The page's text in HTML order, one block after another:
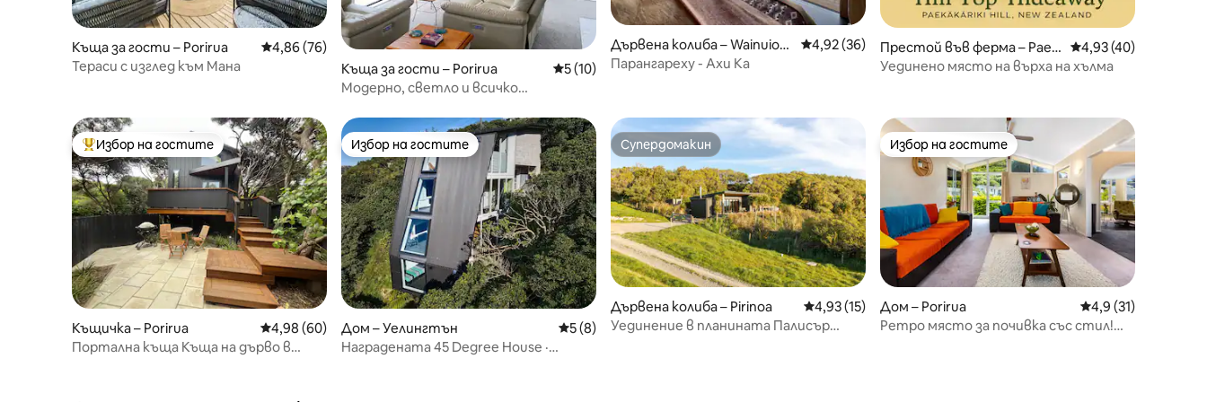
центъра на Уелингтън или до брега
на Капити. Разполагаме с каяци,
велосипеди, риболовни
принадлежности, дъска за гребане.
Къща за гости – Porirua Средна оценка: 4,86 от 5, 76 отзива
4,86 (76)
Тераси с изглед към Мана
Къща за гости – Porirua Средна оценка: 5 от 5, 10 отзива
5 (10)
Модерно, светло и всичко
Дървена колиба – Wainuiom
ata Coast
Средна оценка: 4,92 от 5, 36 отзива
4,92 (36)
Парангареху - Ахи Ка
Престой във ферма – Paek
ākāriki Hill
Средна оценка:
4,93 (40)
Уединено място на върха на хълма
Най-популярен избор на гостите
Избор на гостите
Къщичка – Porirua Средна оценка: 4,98 от 5, 60 отзива
4,98 (60)
Портална къща Къща на дърво в
Избор на гостите
Избор на гостите
Дом – Уелингтън Средна оценка: 5 от 5, 8 отзива
5 (8)
Наградената 45 Degree House ·
Супердомакин
Супердомакин
Дървена колиба – Pirinoa Средна оценка: 4,93 от 5, 15 отзива
4,93 (15)
Уединение в планината Палисър
Избор на гостите
Избор на гостите
Дом – Porirua Средна оценка:
4,9 (31)
Ретро място за почивка със стил!